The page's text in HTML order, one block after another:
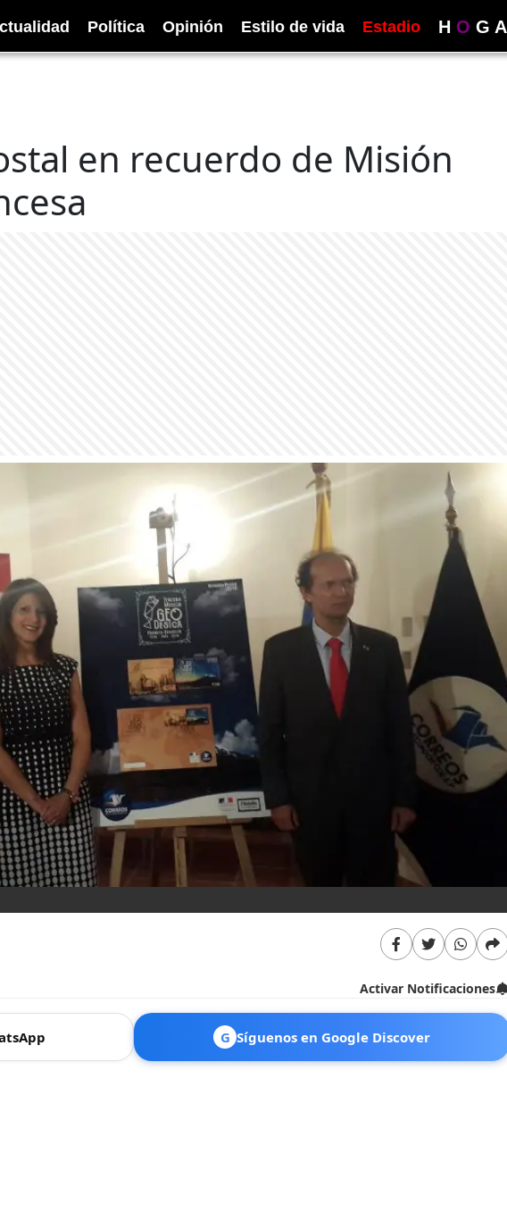
Política Opinión Estilo de vida Estadio H O G A
en recuerdo de Misión
Activar Notificaciones
G Síguenos en Google Discover